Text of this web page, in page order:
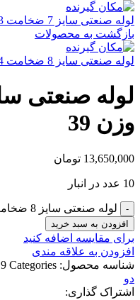
لوله صنعتی سایز 7 ضخامت 3 وزن 34
بازگشت به محصولات
لوله صنعتی سایز 8 ضخامت 4 وزن 51
وزن 39
13,650,000 تومان
10 عدد در انبار
لوله صنعتی سایز 8 ضخامت 3 وزن 39 عدد
افزودن به سبد خرید
برای مقایسه اضافه کنید
افزودن به علاقه مندی
شناسه محصول: Categories:
دو
اشتراک گذاری: